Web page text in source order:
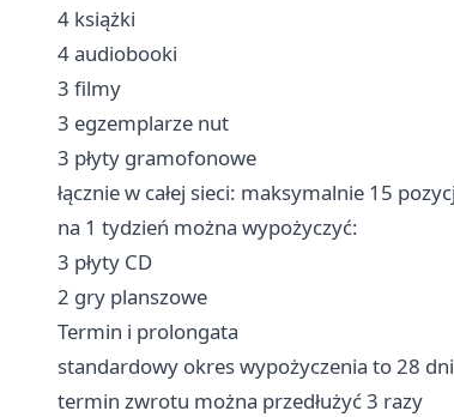
4 książki
4 audiobooki
3 filmy
3 egzemplarze nut
3 płyty gramofonowe
łącznie w całej sieci: maksymalnie 15
na 1 tydzień można wypożyczyć:
3 płyty CD
2 gry planszowe
Termin i prolongata
standardowy okres wypożyczenia to 28 dni
termin zwrotu można przedłużyć 3 razy